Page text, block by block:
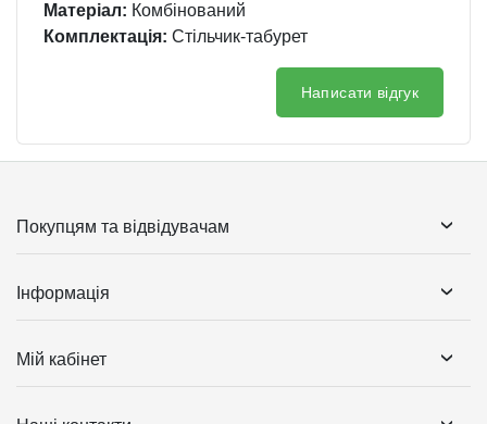
Матеріал: Комбінований
Комплектація: Стільчик-табурет
Написати відгук
Покупцям та відвідувачам
Інформація
Мій кабінет